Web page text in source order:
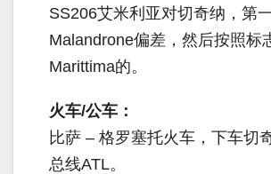
SS206艾米利亚对切奇纳，第
Malandrone偏差，然后按照标
Marittima的。
火车/公车：
比萨 – 格罗塞托火车，下车切
总线ATL。